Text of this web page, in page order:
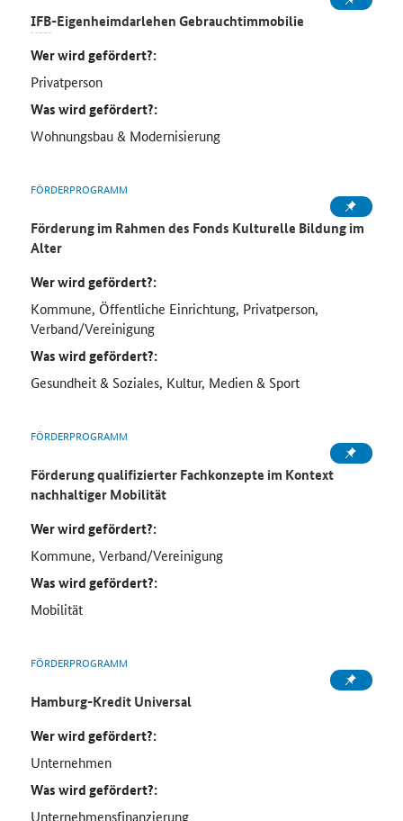
IFB-Eigenheimdarlehen Gebrauchtimmobilie
Wer wird gefördert?:
Privatperson
Was wird gefördert?:
Wohnungsbau & Modernisierung
FÖRDERPROGRAMM
Förderung im Rahmen des Fonds Kulturelle Bildung im
Alter
Wer wird gefördert?:
Kommune, Öffentliche Einrichtung, Privatperson,
Verband/Vereinigung
Was wird gefördert?:
Gesundheit & Soziales, Kultur, Medien & Sport
FÖRDERPROGRAMM
Förderung qualifizierter Fachkonzepte im Kontext
nachhaltiger Mobilität
Wer wird gefördert?:
Kommune, Verband/Vereinigung
Was wird gefördert?:
Mobilität
FÖRDERPROGRAMM
Hamburg-Kredit Universal
Wer wird gefördert?:
Unternehmen
Was wird gefördert?:
Unternehmensfinanzierung